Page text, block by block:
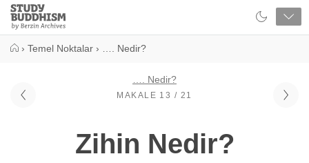
Close
Study
Buddhism
› Temel Noktalar › …. Nedir?
…. Nedir?
MAKALE 13 / 21
Zihin Nedir?